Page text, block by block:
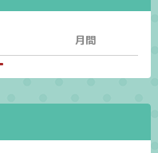
月間